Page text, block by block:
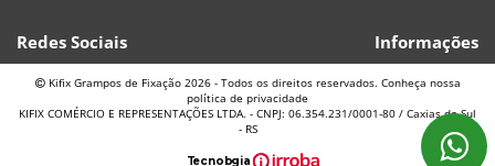
Redes Sociais Informações
Kifix Grampos de Fixação 2026 - Todos os direitos reservados. Conheça nossa
política de privacidade
KIFIX COMÉRCIO E REPRESENTAÇÕES LTDA. - CNPJ: 06.354.231/0001-80 / Caxias do Sul
- RS
Tecnologia